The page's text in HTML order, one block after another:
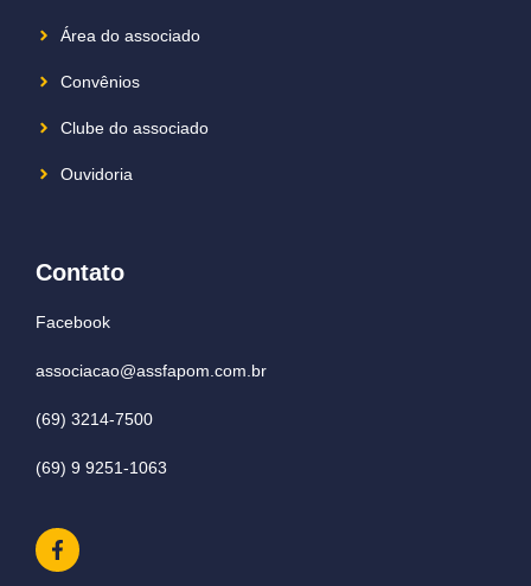
Área do associado
Convênios
Clube do associado
Ouvidoria
Contato
Facebook
associacao@assfapom.com.br
(69) 3214-7500
(69) 9 9251-1063